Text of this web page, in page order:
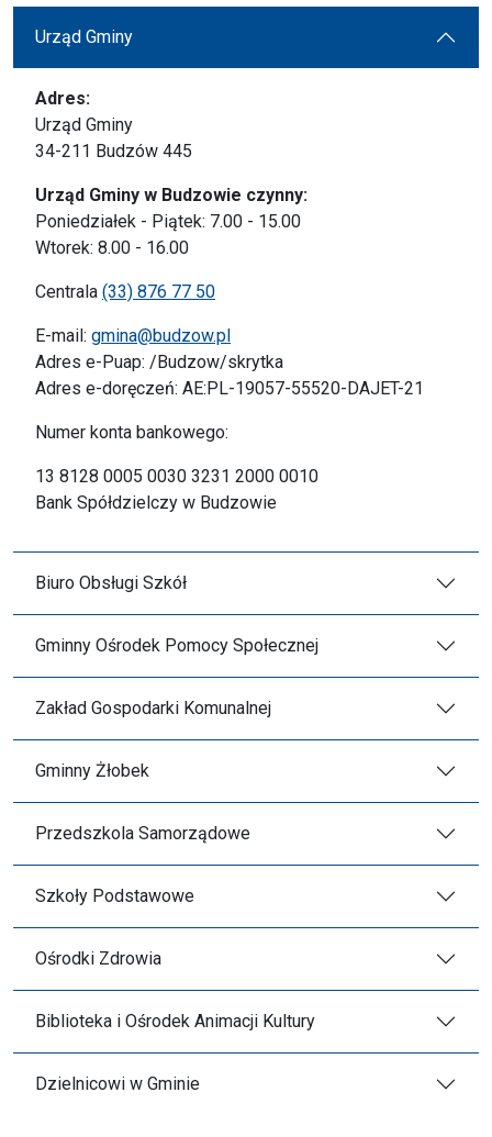
Urząd Gminy
Adres:
Urząd Gminy
34-211 Budzów 445
Urząd Gminy w Budzowie czynny:
Poniedziałek - Piątek: 7.00 - 15.00
Wtorek: 8.00 - 16.00
Centrala (33) 876 77 50
E-mail: gmina@budzow.pl
Adres e-Puap: /Budzow/skrytka
Adres e-doręczeń: AE:PL-19057-55520-DAJET-21
Numer konta bankowego:
13 8128 0005 0030 3231 2000 0010
Bank Spółdzielczy w Budzowie
Biuro Obsługi Szkół
Gminny Ośrodek Pomocy Społecznej
Zakład Gospodarki Komunalnej
Gminny Żłobek
Przedszkola Samorządowe
Szkoły Podstawowe
Ośrodki Zdrowia
Biblioteka i Ośrodek Animacji Kultury
Dzielnicowi w Gminie